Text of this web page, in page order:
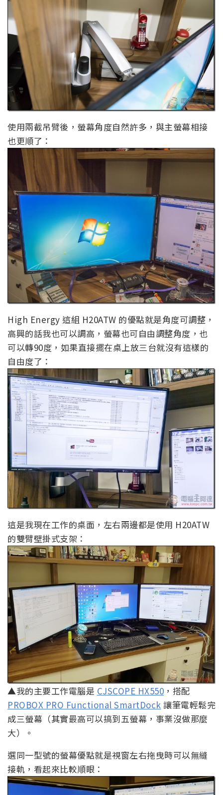
使用兩截吊臂後，螢幕角度自然許多，與主螢幕相接
也更順了：
High Energy 這組 H20ATW 的優點就是角度可調整，
高興的話我也可以調高，螢幕也可自由調整角度，也
可以轉90度，如果直接擺在桌上放三台就沒有這樣的
自由度了：
這是我現在工作的桌面，左右兩邊都是使用 H20ATW
的雙臂壁掛式支架：
▲我的主要工作電腦是 CJSCOPE HX550 ，搭配
PROBOX PRO Functional SmartDock 讓筆電輕鬆完
成三螢幕（其實最高可以搞到五螢幕，事業沒做那麼
大）。
選同一型號的螢幕優點就是視窗左右拖曳時可以無縫
接軌，看起來比較順眼：